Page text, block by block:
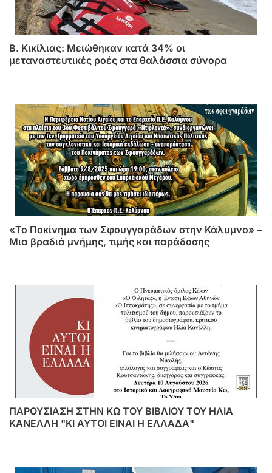
B. Κικίλιας: Μειώθηκαν κατά 34% οι
μεταναστευτικές ροές στα θαλάσσια σύνορα
«Το Ποκίνημα των Σφουγγαράδων στην Κάλυμνο» –
Μια βραδιά μνήμης, τιμής και παράδοσης
ΠΑΡΟΥΣΙΑΣΗ ΣΤΗΝ ΚΩ ΤΟΥ ΒΙΒΛΙΟΥ ΤΟΥ ΗΛΙΑ
ΚΑΝΕΛΛΗ "ΚΙ ΑΥΤΟΙ ΕΙΝΑΙ Η ΕΛΛΑΔΑ"